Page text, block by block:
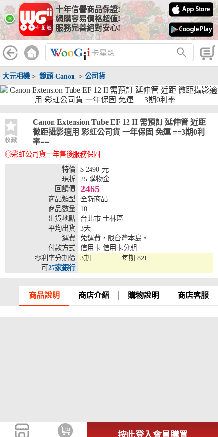
×
十年信譽商品保證!
網購容易價格超值!
服務完善絕對安心!
大元相機 > 鏡頭-Canon > 公司貨
收藏
Canon Extension Tube EF 12 II 需預訂 延伸管 近距
微距攝影適用 彩虹公司貨 一年保固 免運 ==3期0利
率==
◎彩虹公司貨一年售後服務保固
特價
$ 2490 元
現折
25 購物金
回饋價
2465
商品類型
全新商品
商品數量
10
出貨地點
台北市 士林區
平均出貨
3天
運費
免運費，限台灣本島。
付款方式
信用卡 信用卡分期
零利率分期價
可27家銀行
3期 每期 821
商品說明 商店介紹 購物說明 商店客服
按此登入會員購買
線上分期銀行
WooGii 與 綠界 合作，『信用卡分期付款』 與 『信用卡零利率
分期付款』 的配合銀行如下：
分期期數 提供分期之銀行
兆豐銀行、合作金庫、第一銀行、華南銀行、
彰化銀行、上海銀行、富邦銀行、國泰世華、
台灣企銀、台中銀行、匯豐銀行、華泰銀行、
銀、元大銀行、永豐銀行、玉山銀行、凱基銀
行、星展銀行、台新銀行、安泰銀行、中國信
兆豐銀行、合作金庫、第一銀行、華南銀行、
彰化銀行、上海銀行、富邦銀行、國泰世華、
台灣企銀、台中銀行、匯豐銀行、華泰銀行、
臺灣新光銀行、陽信銀行、聯邦銀行、遠東商
銀、元大銀行、永豐銀行、玉山銀行、凱基銀
行、星展銀行、台新銀行、安泰銀行、中國信
託、台灣樂天、三信商銀
兆豐銀行、合作金庫、第一銀行、華南銀行、
彰化銀行、上海銀行、富邦銀行、國泰世華、
台灣企銀、台中銀行、匯豐銀行、華泰銀行、
臺灣新光銀行、陽信銀行、聯邦銀行、遠東商
銀、元大銀行、永豐銀行、玉山銀行、凱基銀
兆豐銀行、合作金庫、第一銀行、華南銀行、